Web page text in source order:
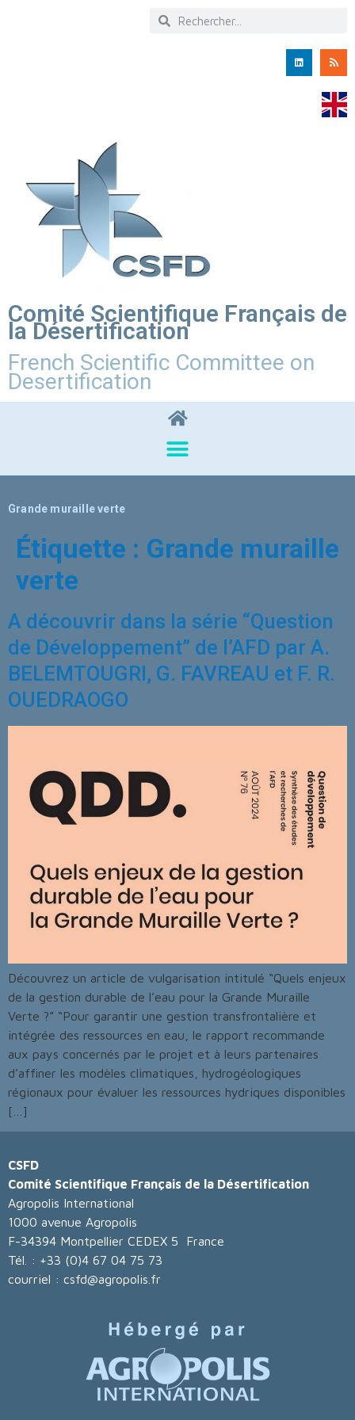
Comité Scientifique Français de
la Désertification
French Scientific Committee on
Desertification
Grande muraille verte
Étiquette : Grande muraille
verte
A découvrir dans la série “Question
de Développement” de l’AFD par A.
BELEMTOUGRI, G. FAVREAU et F. R.
OUEDRAOGO
Découvrez un article de vulgarisation intitulé “Quels enjeux
de la gestion durable de l’eau pour la Grande Muraille
Verte ?” “Pour garantir une gestion transfrontalière et
intégrée des ressources en eau, le rapport recommande
aux pays concernés par le projet et à leurs partenaires
d’affiner les modèles climatiques, hydrogéologiques
régionaux pour évaluer les ressources hydriques disponibles
[…]
CSFD
Comité Scientifique Français de la Désertification
Agropolis International
1000 avenue Agropolis
F-34394 Montpellier CEDEX 5 France
Tél. : +33 (0)4 67 04 75 73
courriel : csfd@agropolis.fr